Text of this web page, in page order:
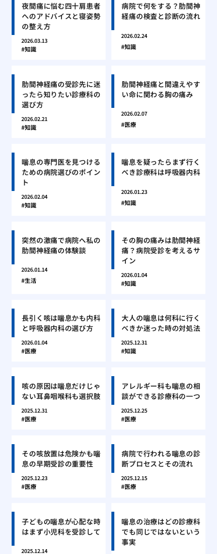
夜間痛に悩む四十肩患者
へのアドバイスと寝姿勢
の整え方
2026.03.13
知識
病院で何をする？肋間神
経痛の検査と診断の流れ
2026.02.24
知識
肋間神経痛の受診先に迷
ったら知りたい診療科の
選び方
2026.02.21
知識
肋間神経痛と間違えやす
い命に関わる胸の痛み
2026.02.07
医療
喘息の専門医を見つける
ための病院選びのポイン
ト
2026.02.04
知識
喘息を疑ったらまず行く
べき診療科は呼吸器内科
2026.01.23
知識
突然の激痛で病院へ私の
肋間神経痛の体験談
2026.01.14
生活
その胸の痛みは肋間神経
痛？病院受診を考えるサ
イン
2026.01.04
知識
長引く咳は喘息かも内科
と呼吸器内科の選び方
2026.01.04
医療
大人の喘息は何科に行く
べきか迷った時の対処法
2025.12.31
知識
咳の原因は喘息だけじゃ
ない耳鼻咽喉科も選択肢
2025.12.31
医療
アレルギー科も喘息の相
談ができる診療科の一つ
2025.12.25
医療
その咳放置は危険かも喘
息の早期受診の重要性
2025.12.23
医療
病院で行われる喘息の診
断プロセスとその流れ
2025.12.15
医療
子どもの喘息が心配な時
はまず小児科を受診して
2025.12.14
喘息の治療はどの診療科
でも同じではないという
事実